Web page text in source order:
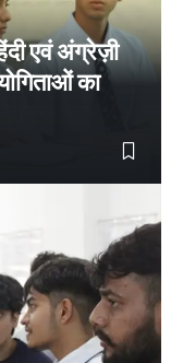
एवं अंग्रेज़ी
का